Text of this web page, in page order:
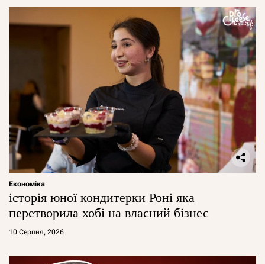
Економіка
історія юної кондитерки Роні яка
перетворила хобі на власний бізнес
10 Серпня, 2026